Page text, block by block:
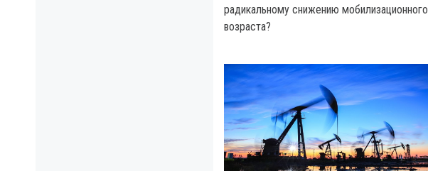
радикальному снижению мобилизационного
возраста?